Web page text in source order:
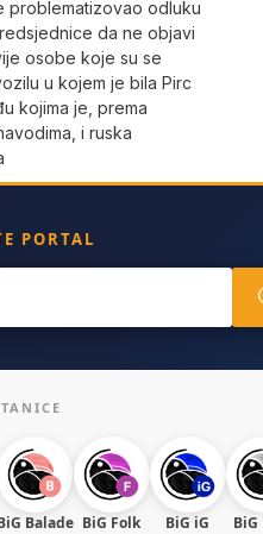
problematizovao odluku
da ne objavi
osobe koje su se
u kojem je bila Pirc
kojima je, prema
i ruska
PORTAL
Balade BiG Folk BiG iG BiG